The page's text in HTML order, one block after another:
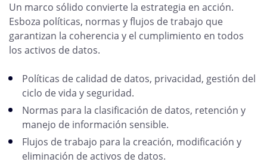
Un marco sólido convierte la estrategia en acción.
Esboza políticas, normas y flujos de trabajo que
garantizan la coherencia y el cumplimiento en todos
los activos de datos.
Políticas de calidad de datos, privacidad, gestión del
ciclo de vida y seguridad.
Normas para la clasificación de datos, retención y
manejo de información sensible.
Flujos de trabajo para la creación, modificación y
eliminación de activos de datos.